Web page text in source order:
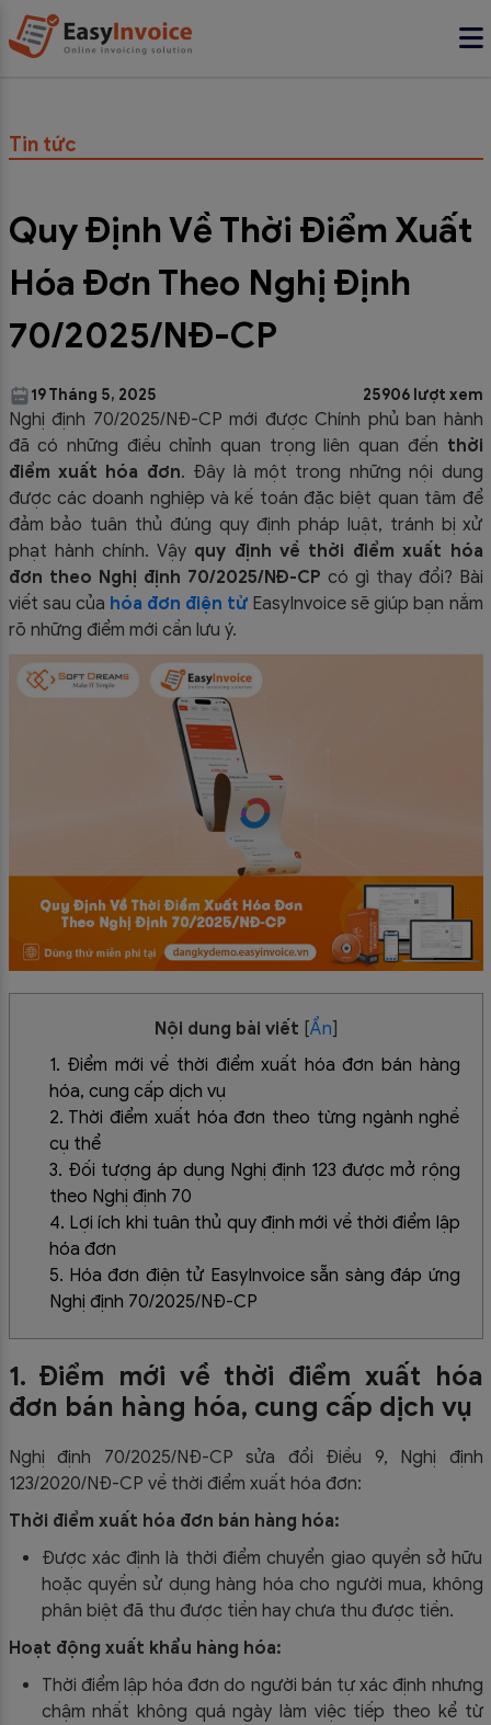
Tin tức
Quy Định Về Thời Điểm Xuất
Hóa Đơn Theo Nghị Định
70/2025/NĐ-CP
19 Tháng 5, 2025 25906 lượt xem
Nghị định 70/2025/NĐ-CP mới được Chính phủ ban hành
đã có những điều chỉnh quan trọng liên quan đến thời
điểm xuất hóa đơn. Đây là một trong những nội dung
được các doanh nghiệp và kế toán đặc biệt quan tâm để
đảm bảo tuân thủ đúng quy định pháp luật, tránh bị xử
phạt hành chính. Vậy quy định về thời điểm xuất hóa
đơn theo Nghị định 70/2025/NĐ-CP có gì thay đổi? Bài
viết sau của hóa đơn điện tử EasyInvoice sẽ giúp bạn nắm
rõ những điểm mới cần lưu ý.
Nội dung bài viết [Ẩn]
1. Điểm mới về thời điểm xuất hóa đơn bán hàng
hóa, cung cấp dịch vụ
2. Thời điểm xuất hóa đơn theo từng ngành nghề
cụ thể
3. Đối tượng áp dụng Nghị định 123 được mở rộng
theo Nghị định 70
4. Lợi ích khi tuân thủ quy định mới về thời điểm lập
hóa đơn
5. Hóa đơn điện tử EasyInvoice sẵn sàng đáp ứng
Nghị định 70/2025/NĐ-CP
1. Điểm mới về thời điểm xuất hóa
đơn bán hàng hóa, cung cấp dịch vụ
Nghị định 70/2025/NĐ-CP sửa đổi Điều 9, Nghị định
123/2020/NĐ-CP về thời điểm xuất hóa đơn:
Thời điểm xuất hóa đơn bán hàng hóa:
Được xác định là thời điểm chuyển giao quyền sở hữu
hoặc quyền sử dụng hàng hóa cho người mua, không
phân biệt đã thu được tiền hay chưa thu được tiền.
Hoạt động xuất khẩu hàng hóa:
Thời điểm lập hóa đơn do người bán tự xác định nhưng
chậm nhất không quá ngày làm việc tiếp theo kể từ